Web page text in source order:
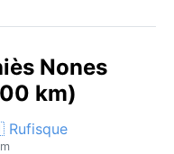
Nones
km)